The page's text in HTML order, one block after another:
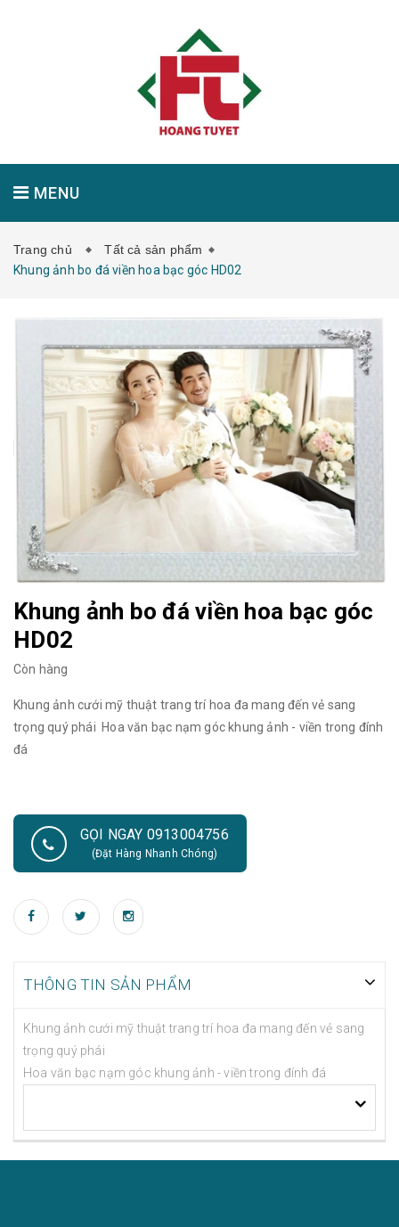
MENU
GIỚI THIỆU SẢN PHẨM
LIÊN HỆ
Trang chủ
Tất cả sản phẩm
Khung ảnh bo đá viền hoa bạc góc HD02
Khung ảnh bo đá viền hoa bạc góc
HD02
Còn hàng
Khung ảnh cưới mỹ thuật trang trí hoa đa mang đến vẻ sang
trọng quý phái Hoa văn bạc nạm góc khung ảnh - viền trong đính
đá
GỌI NGAY 0913004756
(Đặt Hàng Nhanh Chóng)
THÔNG TIN SẢN PHẨM
Khung ảnh cưới mỹ thuật trang trí hoa đa mang đến vẻ sang
trọng quý phái
Hoa văn bạc nạm góc khung ảnh - viền trong đính đá